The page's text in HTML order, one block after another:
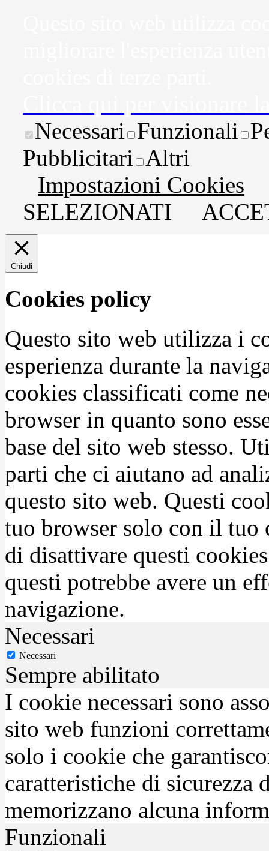
Necessari Funzionali
Pubblicitari Altri
Impostazioni Cookies
SELEZIONATI
Chiudi
Cookies policy
Questo sito web utilizza i
esperienza durante la
cookies classificati come
browser in quanto sono
base del sito web stesso.
parti che ci aiutano ad
questo sito web. Questi
tuo browser solo con il tuo
di disattivare questi
questi potrebbe avere un
navigazione.
Necessari
Necessari
Sempre abilitato
I cookie necessari sono
sito web funzioni
solo i cookie che
caratteristiche di sicurezza
memorizzano alcuna
Funzionali